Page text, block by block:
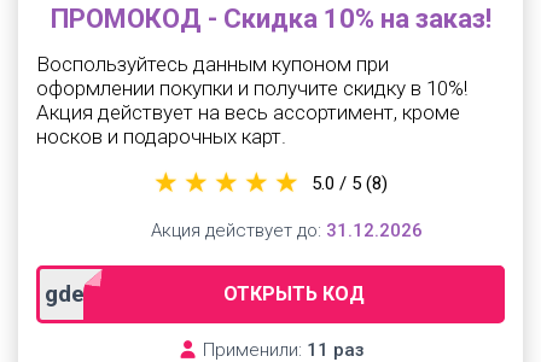
ПРОМОКОД - Скидка 10% на заказ!
Воспользуйтесь данным купоном при
оформлении покупки и получите скидку в 10%!
Акция действует на весь ассортимент, кроме
носков и подарочных карт.
gdeslon ОТКРЫТЬ КОД
Применили: 11 раз
5.0 / 5 (8)
Акция действует до: 31.12.2026